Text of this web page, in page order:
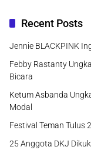
Recent Posts
Jennie BLACKPINK
Febby Rastanty
Bicara
Ketum Asbanda
Modal
Festival Teman Tulus
25 Anggota DKJ